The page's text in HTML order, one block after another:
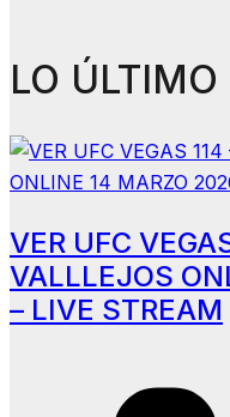
LO ÚLTIMO
VER UFC
VALLLEJOS
– LIVE STREAM